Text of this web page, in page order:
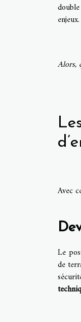
enjeux.
Alors,
Avec
Le
de